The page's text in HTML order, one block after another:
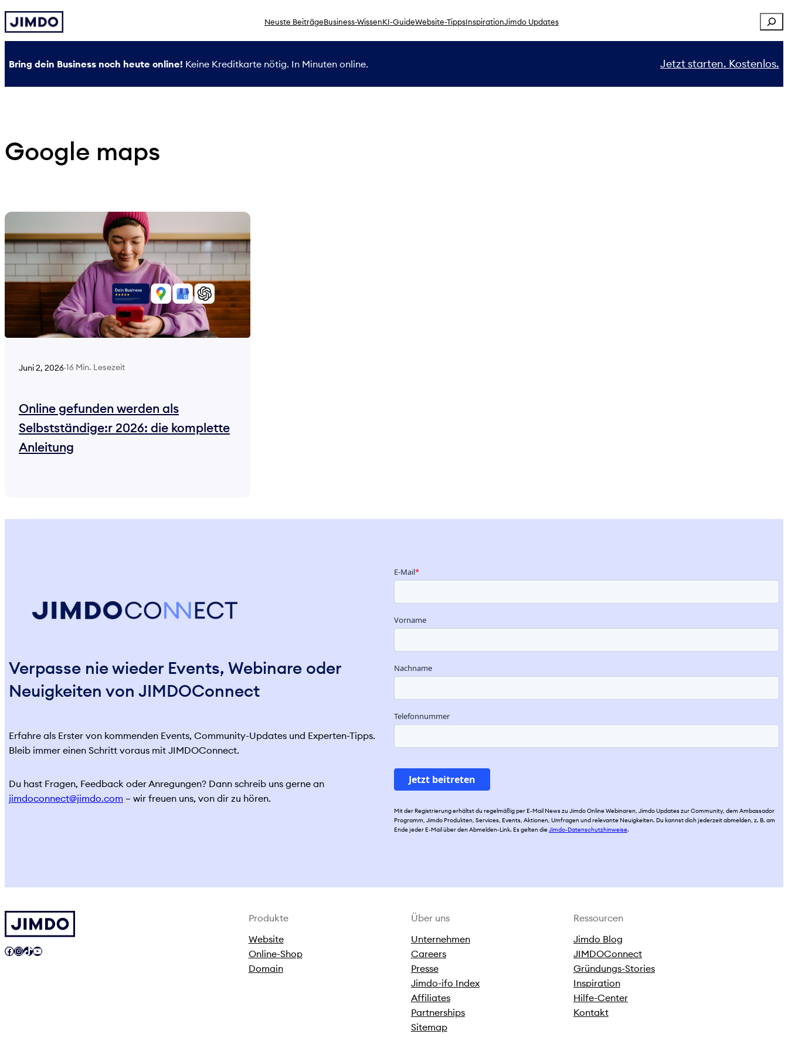
Zum
Inhalt
springen
Neuste BeiträgeBusiness-WissenKI-GuideWebsite-TippsInspirationJimdo Updates
Bring dein Business noch heute online! Keine Kreditkarte nötig. In Minuten online. Jetzt starten. Kostenlos.
Google maps
Juni 2, 2026·16 Min. Lesezeit
Online gefunden werden als
Selbstständige:r 2026: die komplette
Anleitung
Verpasse nie wieder Events, Webinare oder
Neuigkeiten von JIMDOConnect
Erfahre als Erster von kommenden Events, Community-Updates und Experten-Tipps.
Bleib immer einen Schritt voraus mit JIMDOConnect.
Du hast Fragen, Feedback oder Anregungen? Dann schreib uns gerne an
jimdoconnect@jimdo.com – wir freuen uns, von dir zu hören.
Mit der Registrierung erhältst du regelmäßig per E-Mail News zu Jimdo Online Webinaren, Jimdo Updates zur Community, dem Ambassador
Programm, Jimdo Produkten, Services, Events, Aktionen, Umfragen und relevante Neuigkeiten. Du kannst dich jederzeit abmelden, z. B. am
Ende jeder E-Mail über den Abmelden-Link. Es gelten dieJimdo-Datenschutzhinweise.
Facebook InstagramTikTok YouTube
Produkte
Website
Online-Shop
Domain
Über uns
Unternehmen
Careers
Presse
Jimdo-ifo Index
Affiliates
Partnerships
Sitemap
Ressourcen
Jimdo Blog
JIMDOConnect
Gründungs-Stories
Inspiration
Hilfe-Center
Kontakt